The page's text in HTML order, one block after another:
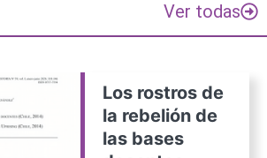
Ver todas
Los rostros de
la rebelión de
las bases